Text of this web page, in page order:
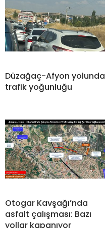
Düzağaç-Afyon yolunda
trafik yoğunluğu
Otogar Kavşağı’nda
asfalt çalışması: Bazı
yollar kapanıyor